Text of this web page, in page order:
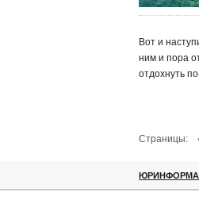
Вот и
ним и пора
отдохнуть
Страницы: